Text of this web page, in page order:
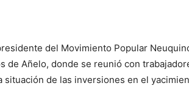
del Movimiento Popular
de Añelo, donde se reunió con
de las inversiones en el